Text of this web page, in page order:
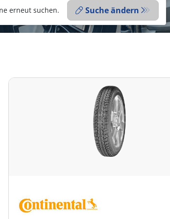
erneut suchen. Suche ändern